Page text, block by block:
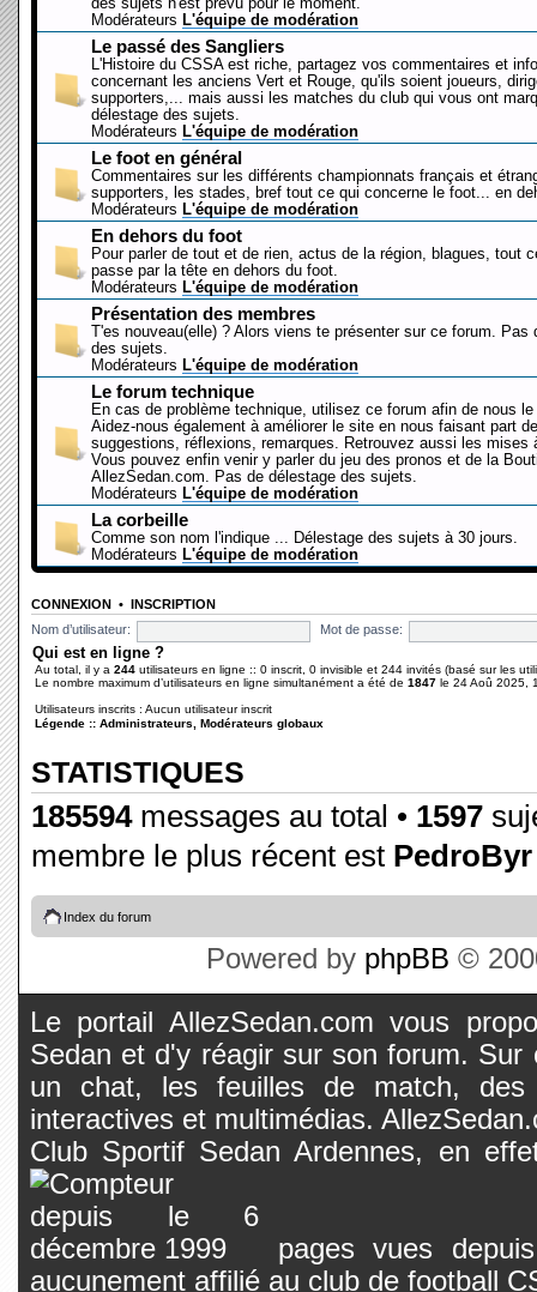
Modérateurs L'équipe de modération
Le passé des Sangliers
L'Histoire du CSSA est riche, partagez vos commentaires et
concernant les anciens Vert et Rouge, qu'ils soient joueurs,
supporters,... mais aussi les matches du club qui vous ont
délestage des sujets.
Modérateurs L'équipe de modération
Le foot en général
Commentaires sur les différents championnats français et
supporters, les stades, bref tout ce qui concerne le foot... en
Modérateurs L'équipe de modération
En dehors du foot
Pour parler de tout et de rien, actus de la région, blagues, tout
passe par la tête en dehors du foot.
Modérateurs L'équipe de modération
Présentation des membres
T'es nouveau(elle) ? Alors viens te présenter sur ce forum. Pas
des sujets.
Modérateurs L'équipe de modération
Le forum technique
En cas de problème technique, utilisez ce forum afin de nous le
Aidez-nous également à améliorer le site en nous faisant part
suggestions, réflexions, remarques. Retrouvez aussi les mises
Vous pouvez enfin venir y parler du jeu des pronos et de la
AllezSedan.com. Pas de délestage des sujets.
Modérateurs L'équipe de modération
La corbeille
Comme son nom l'indique ... Délestage des sujets à 30 jours.
Modérateurs L'équipe de modération
CONNEXION • INSCRIPTION
Nom d’utilisateur:
Mot de passe:
Qui est en ligne ?
Au total, il y a 244 utilisateurs en ligne :: 0 inscrit, 0 invisible et 244 invités (basé sur les
Le nombre maximum d’utilisateurs en ligne simultanément a été de 1847 le 24 Aoû 2025,
Utilisateurs inscrits : Aucun utilisateur inscrit
Légende :: Administrateurs Modérateurs globaux
STATISTIQUES
185594messages au total • 1597
membre le plus récent est PedroByr
Index du forum
Powered by phpBB ©
Le portail AllezSedan.com vous
Sedan et d'y réagir sur son forum.
un chat, les feuilles de match, des
interactives et multimédias.
Club Sportif Sedan Ardennes, en
pages vues
aucunement affilié au club de football